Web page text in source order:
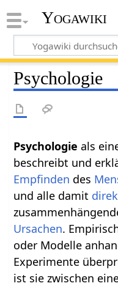
Yogawiki
Psychologie
Psychologie als
beschreibt und
Empfinden des
und alle damit
Ursachen.
oder Modelle
Experimente
ist sie zwischen